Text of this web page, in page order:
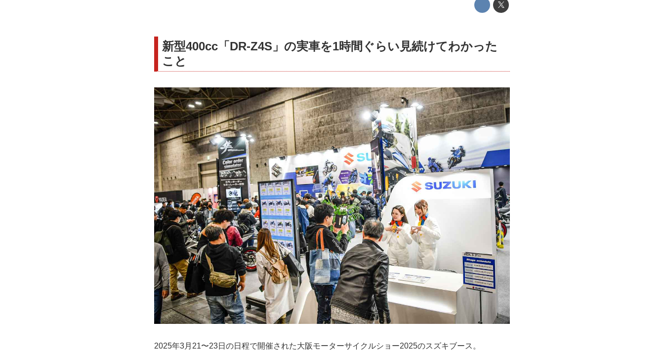
新型400cc「DR-Z4S」の実車を1時間ぐらい見続けてわかった
こと
2025年3月21〜23日の日程で開催された大阪モーターサイクルショー2025のスズキブース。